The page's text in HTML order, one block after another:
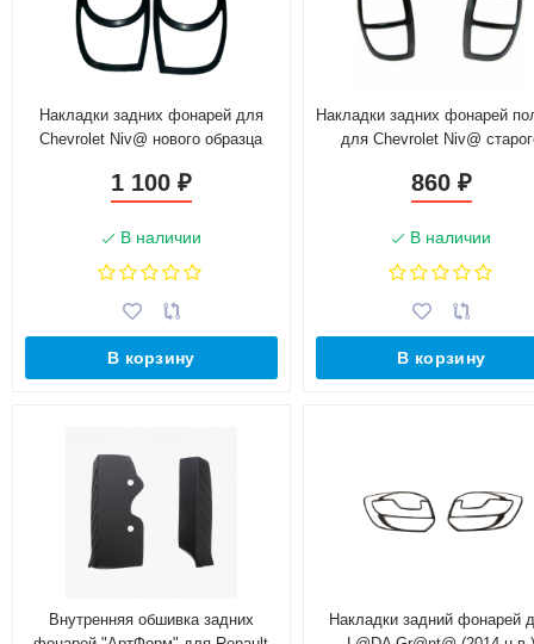
Накладки задних фонарей для
Chevrolet Niv@ нового образца
1 100 ₽
В наличии
В корзину
Накладки задних фонарей
для Chevrolet Niv@
860 ₽
В наличии
В корзину
Внутренняя обшивка задних
Накладки задний фонарей